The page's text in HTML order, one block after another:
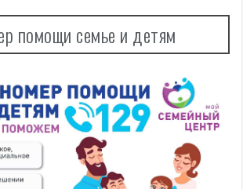
помощи семье и детям